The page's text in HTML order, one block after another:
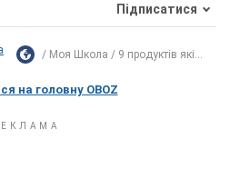
Підписатися
Моя Школа 9 продуктів які...
на головну OBOZ